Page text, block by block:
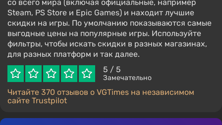
со всего мира (включая официальные, например
Steam, PS Store и Epic Games) и находит лучшие
скидки на игры. По умолчанию показываются самые
выгодные цены на популярные игры. Используйте
фильтры, чтобы искать скидки в разных магазинах,
для разных платформ и так далее.
5 / 5
Замечательно
Читайте 370 отзывов о VGTimes на независимом
сайте Trustpilot